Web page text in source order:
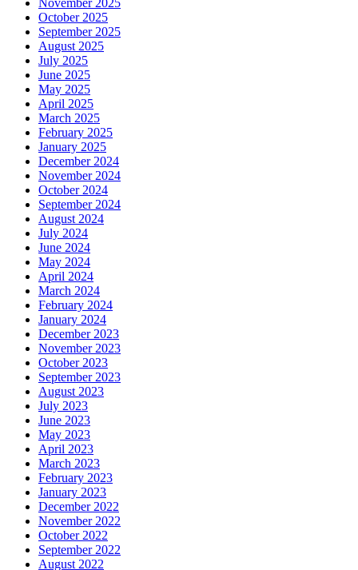
October 2025
September 2025
August 2025
July 2025
June 2025
May 2025
April 2025
March 2025
February 2025
January 2025
December 2024
November 2024
October 2024
September 2024
August 2024
July 2024
June 2024
May 2024
April 2024
March 2024
February 2024
January 2024
December 2023
November 2023
October 2023
September 2023
August 2023
July 2023
June 2023
May 2023
April 2023
March 2023
February 2023
January 2023
December 2022
November 2022
October 2022
September 2022
August 2022